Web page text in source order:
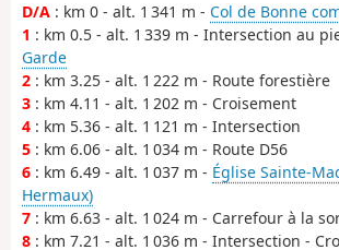
D/A : km 0 - alt. 1 341 m - Col de Bonne
1 : km 0.5 - alt. 1 339 m - Intersection au
Garde
2 : km 3.25 - alt. 1 222 m - Route forestière
3 : km 4.11 - alt. 1 202 m - Croisement
4 : km 5.36 - alt. 1 121 m - Intersection
5 : km 6.06 - alt. 1 034 m - Route D56
6 : km 6.49 - alt. 1 037 m - Église Sainte-
Hermaux)
7 : km 6.63 - alt. 1 024 m - Carrefour à la
8 : km 7.21 - alt. 1 036 m - Intersection -